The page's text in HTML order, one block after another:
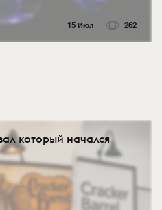
15 Июл 262
который начался